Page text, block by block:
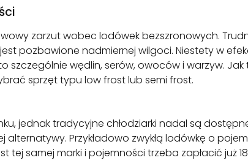
zarzut wobec lodówek bezszronowych.
pozbawione nadmiernej wilgoci. Niestety w
szczególnie wędlin, serów, owoców i warzyw.
sprzęt typu low frost lub semi frost.
jednak tradycyjne chłodziarki nadal są
Przykładowo zwykłą lodówkę o
samej marki i pojemności trzeba zapłacić już